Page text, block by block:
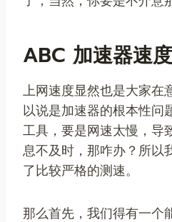
ABC 加速器速
上网速度显然也是大家
以说是加速器的根本性问
工具，要是网速太慢，导
息不及时，那咋办？所以
了比较严格的测速。
那么首先，我们得有一个